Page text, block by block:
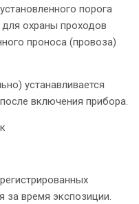
порога
охраны проходов
проноса (провоза)
устанавливается
включения прибора.
за время экспозиции.